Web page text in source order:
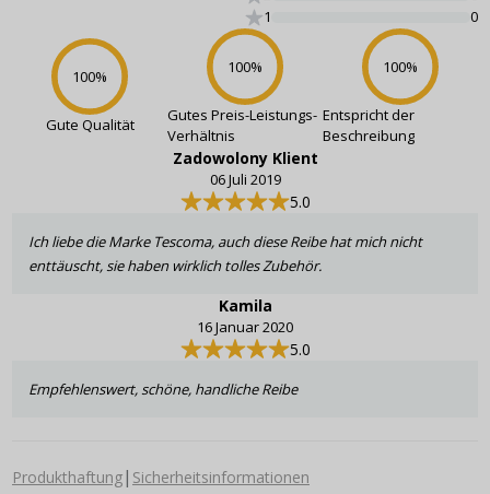
1
0
100%
Gute Qualität
100%
Gutes Preis-Leistungs-
Verhältnis
100%
Entspricht der
Beschreibung
Zadowolony Klient
06 Juli 2019
5.0
Ich liebe die Marke Tescoma, auch diese Reibe hat mich nicht
enttäuscht, sie haben wirklich tolles Zubehör.
Kamila
16 Januar 2020
5.0
Empfehlenswert, schöne, handliche Reibe
Produkthaftung| Sicherheitsinformationen